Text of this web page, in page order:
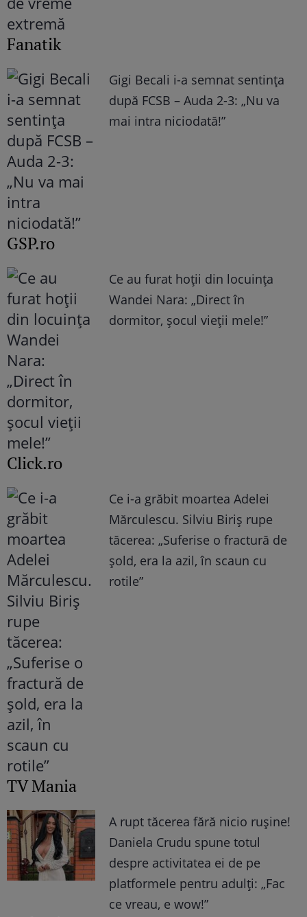
Fanatik
Gigi Becali i-a semnat sentința
după FCSB – Auda 2-3: „Nu va
mai intra niciodată!”
GSP.ro
Ce au furat hoții din locuința
Wandei Nara: „Direct în
dormitor, șocul vieții mele!”
Click.ro
Ce i-a grăbit moartea Adelei
Mărculescu. Silviu Biriș rupe
tăcerea: „Suferise o fractură de
șold, era la azil, în scaun cu
rotile”
TV Mania
A rupt tăcerea fără nicio rușine!
Daniela Crudu spune totul
despre activitatea ei de pe
platformele pentru adulți: „Fac
ce vreau, e wow!”